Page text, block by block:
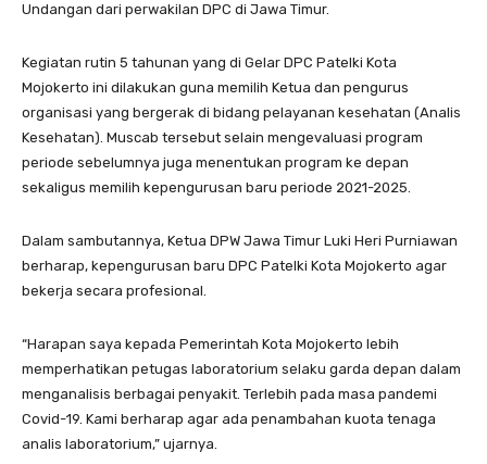
Undangan dari perwakilan DPC di Jawa Timur.
Kegiatan rutin 5 tahunan yang di Gelar DPC Patelki Kota
Mojokerto ini dilakukan guna memilih Ketua dan pengurus
organisasi yang bergerak di bidang pelayanan kesehatan (Analis
Kesehatan). Muscab tersebut selain mengevaluasi program
periode sebelumnya juga menentukan program ke depan
sekaligus memilih kepengurusan baru periode 2021-2025.
Dalam sambutannya, Ketua DPW Jawa Timur Luki Heri Purniawan
berharap, kepengurusan baru DPC Patelki Kota Mojokerto agar
bekerja secara profesional.
“Harapan saya kepada Pemerintah Kota Mojokerto lebih
memperhatikan petugas laboratorium selaku garda depan dalam
menganalisis berbagai penyakit. Terlebih pada masa pandemi
Covid-19. Kami berharap agar ada penambahan kuota tenaga
analis laboratorium,” ujarnya.